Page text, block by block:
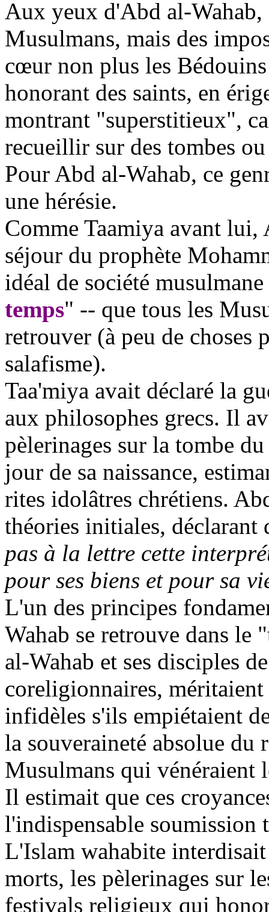
Aux yeux d'Abd al-Wahab,
Musulmans, mais des
cœur non plus les
honorant des saints, en
montrant "superstitieux",
recueillir sur des tombes
Pour Abd al-Wahab, ce
une hérésie.
Comme Taamiya avant lui,
séjour du prophète
idéal de société
temps" -- que tous les
retrouver (à peu de choses
salafisme).
Taa'miya avait déclaré la
aux philosophes grecs. Il
pèlerinages sur la tombe
jour de sa naissance,
rites idolâtres chrétiens.
théories initiales, déclarant
pas à la lettre cette
pour ses biens et pour sa
L'un des principes
Wahab se retrouve dans le "
al-Wahab et ses disciples
coreligionnaires, méritaient
infidèles s'ils empiétaient
la souveraineté absolue du
Musulmans qui vénéraient
Il estimait que ces
l'indispensable soumission
L'Islam wahabite
morts, les pèlerinages sur
festivals religieux qui